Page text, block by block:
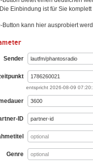
Die Einbindung ist für Sie
Button kann hier ausprobiert
Sender
entspricht 2026-08-09
ID
Genre